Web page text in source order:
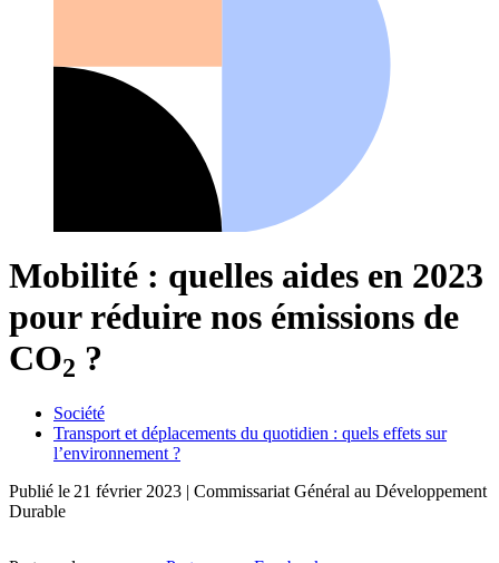
Mobilité : quelles aides en 2023
pour réduire nos émissions de
CO2 ?
Société
Transport et déplacements du quotidien : quels effets sur
l’environnement ?
Publié le 21 février 2023 | Commissariat Général au Développement
Durable